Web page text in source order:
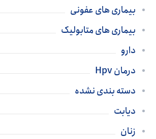
بیماری های عفونی
بیماری های متابولیک
دارو
درمان Hpv
دسته بندی نشده
دیابت
زنان